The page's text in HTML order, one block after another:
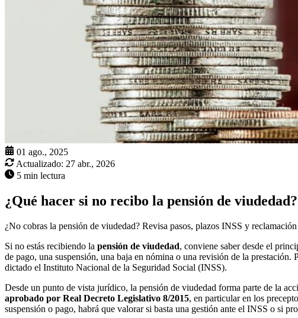
01 ago., 2025
Actualizado: 27 abr., 2026
5 min lectura
¿Qué hacer si no recibo la pensión de viudedad?
¿No cobras la pensión de viudedad? Revisa pasos, plazos INSS y
Si no estás recibiendo la pensión de viudedad, conviene saber desde el
de pago, una suspensión, una baja en nómina o una revisión de la
dictado el Instituto Nacional de la Seguridad Social (INSS).
Desde un punto de vista jurídico, la pensión de viudedad forma parte de la
aprobado por Real Decreto Legislativo 8/2015, en particular en los
suspensión o pago, habrá que valorar si basta una gestión ante el INSS o si